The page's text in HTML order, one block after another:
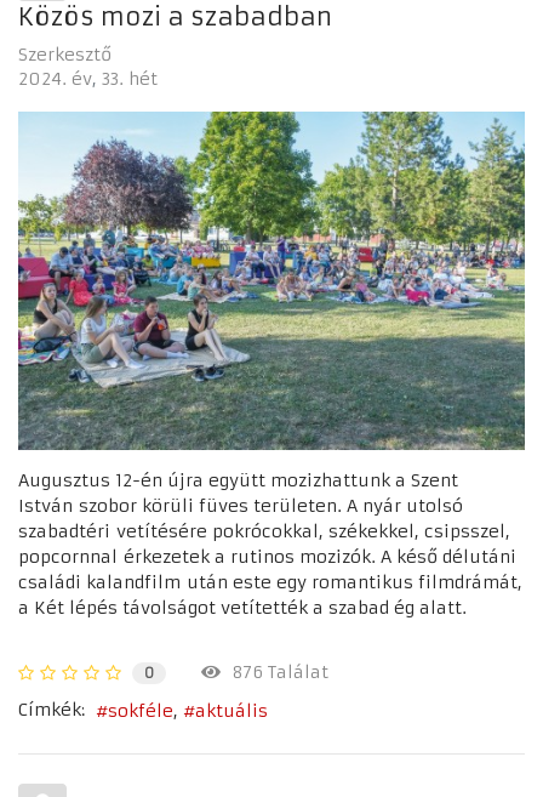
Közös mozi a szabadban
Szerkesztő
2024. év 33. hét
Augusztus 12-én újra együtt mozizhattunk a Szent
István szobor körüli füves területen. A nyár utolsó
szabadtéri vetítésére pokrócokkal, székekkel, csipsszel,
popcornnal érkezetek a rutinos mozizók. A késő délutáni
családi kalandfilm után este egy romantikus filmdrámát,
a Két lépés távolságot vetítették a szabad ég alatt.
0
876 Találat
Címkék:
sokféle aktuális